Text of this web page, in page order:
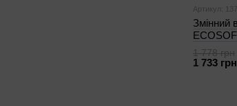
Артикул:
Змінний
1 778 грн
1 733 грн